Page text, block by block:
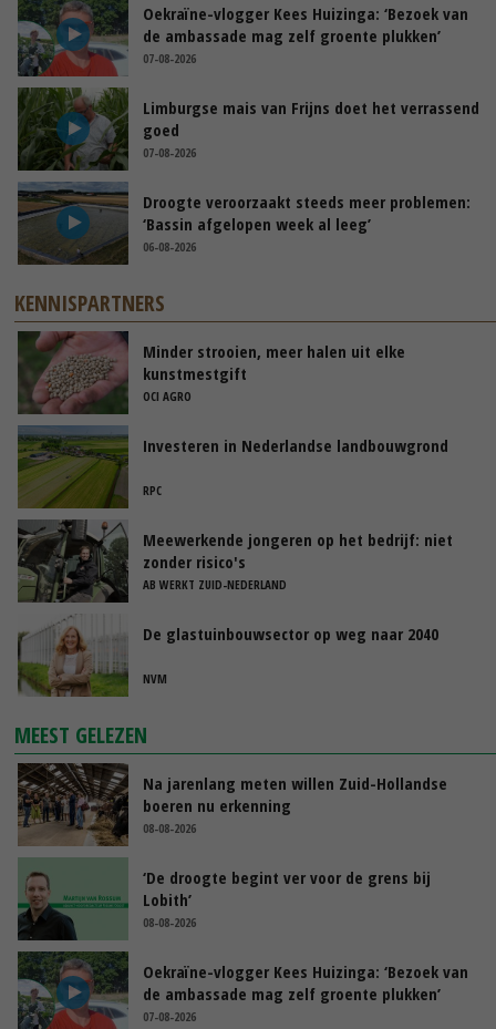
Oekraïne-vlogger Kees Huizinga: ‘Bezoek van
de ambassade mag zelf groente plukken’
07-08-2026
Limburgse mais van Frijns doet het verrassend
goed
07-08-2026
Droogte veroorzaakt steeds meer problemen:
‘Bassin afgelopen week al leeg’
06-08-2026
KENNISPARTNERS
Minder strooien, meer halen uit elke
kunstmestgift
OCI AGRO
Investeren in Nederlandse landbouwgrond
RPC
Meewerkende jongeren op het bedrijf: niet
zonder risico's
AB WERKT ZUID-NEDERLAND
De glastuinbouwsector op weg naar 2040
NVM
MEEST GELEZEN
Na jarenlang meten willen Zuid-Hollandse
boeren nu erkenning
08-08-2026
‘De droogte begint ver voor de grens bij
Lobith’
08-08-2026
Oekraïne-vlogger Kees Huizinga: ‘Bezoek van
de ambassade mag zelf groente plukken’
07-08-2026